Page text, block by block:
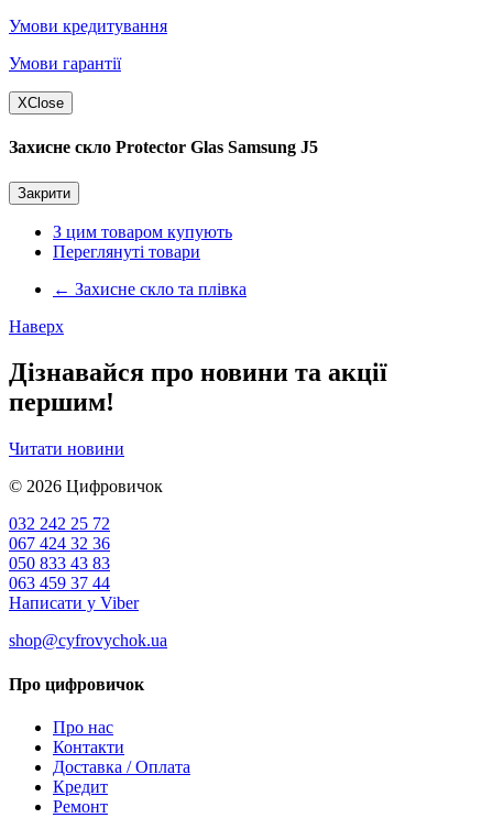
Умови кредитування
Умови гарантії
XClose
Захисне скло Protector Glas Samsung J5
Закрити
З цим товаром купують
Переглянуті товари
← Захисне скло та плівка
Наверх
Дізнавайся про новини та акції
першим!
Читати новини
© 2026 Цифровичок
032 242 25 72
067 424 32 36
050 833 43 83
063 459 37 44
Написати у Viber
shop@cyfrovychok.ua
Про цифровичок
Про нас
Контакти
Доставка / Оплата
Кредит
Ремонт